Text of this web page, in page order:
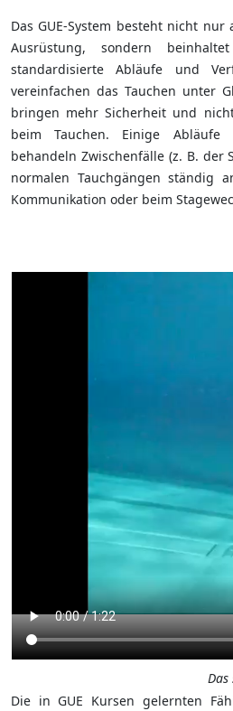
Das GUE-System besteht nicht
Ausrüstung, sondern
standardisierte Abläufe und
vereinfachen das Tauchen unter
bringen mehr Sicherheit und
beim Tauchen. Einige Abläufe
behandeln Zwischenfälle (z. B. der
normalen Tauchgängen ständig
Kommunikation oder beim
Das
Die in GUE Kursen gelernten